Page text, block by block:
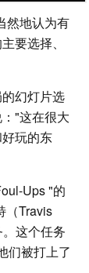
然地认为有
要选择、
幻灯片选
"这在很大
玩的东
Ups "的
（Travis
这个任务
们被打上了